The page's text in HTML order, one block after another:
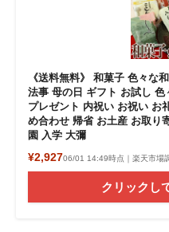
《送料無料》 和菓子 色々な
法事 母の日 ギフト お試し 色
プレゼント 内祝い お祝い お
め合わせ 帰省 お土産 お取り
園 入学 大彌
¥2,92706/01 14:49時点｜楽天市場
クリックし